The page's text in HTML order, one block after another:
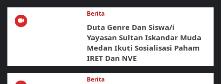
Berita
Duta Genre Dan Siswa/i
Yayasan Sultan Iskandar Muda
Medan Ikuti Sosialisasi Paham
IRET Dan NVE
Berita